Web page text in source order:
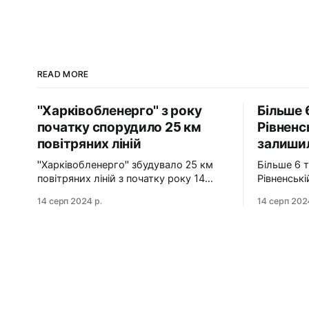
READ MORE
"Харківобленерго" з року
початку спорудило 25 км
повітряних ліній
"Харківобленерго" збудувало 25 км
повітряних ліній з початку року 14
початку року реалізувало близько 25
14 серп 2024 р.
Більше
Більше 6
14 серпня
14 серп